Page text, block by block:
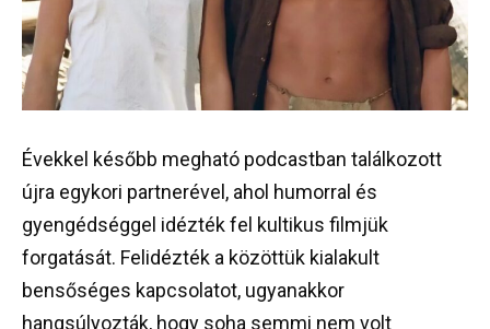
Évekkel később megható podcastban találkozott
újra egykori partnerével, ahol humorral és
gyengédséggel idézték fel kultikus filmjük
forgatását. Felidézték a közöttük kialakult
bensőséges kapcsolatot, ugyanakkor
hangsúlyozták, hogy soha semmi nem volt